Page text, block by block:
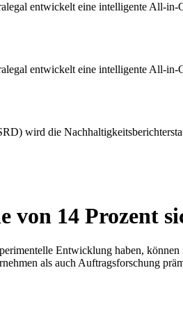
entwickelt eine intelligente All-
entwickelt eine intelligente All-
wird die
von 14 Prozent
Entwicklung haben,
als auch Auftragsforschung